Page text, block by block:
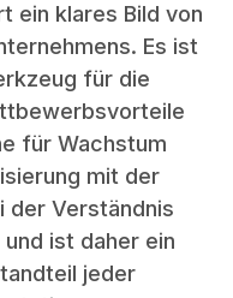
ein klares Bild von
Es ist
für die
für Wachstum
mit der
der Verständnis
ist daher ein
jeder